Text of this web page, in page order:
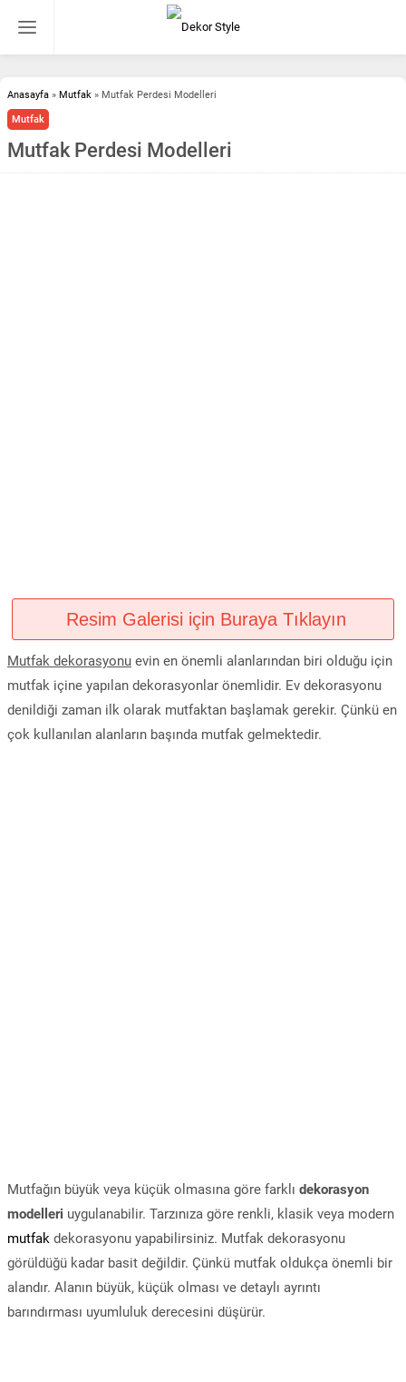
Anasayfa » Mutfak » Mutfak Perdesi Modelleri
Mutfak
Mutfak Perdesi Modelleri
Resim Galerisi için Buraya Tıklayın
Mutfak dekorasyonu evin en önemli alanlarından biri olduğu için
mutfak içine yapılan dekorasyonlar önemlidir. Ev dekorasyonu
denildiği zaman ilk olarak mutfaktan başlamak gerekir. Çünkü en
çok kullanılan alanların başında mutfak gelmektedir.
Mutfağın büyük veya küçük olmasına göre farklı dekorasyon
modelleri uygulanabilir. Tarzınıza göre renkli, klasik veya modern
mutfak dekorasyonu yapabilirsiniz. Mutfak dekorasyonu
görüldüğü kadar basit değildir. Çünkü mutfak oldukça önemli bir
alandır. Alanın büyük, küçük olması ve detaylı ayrıntı
barındırması uyumluluk derecesini düşürür.